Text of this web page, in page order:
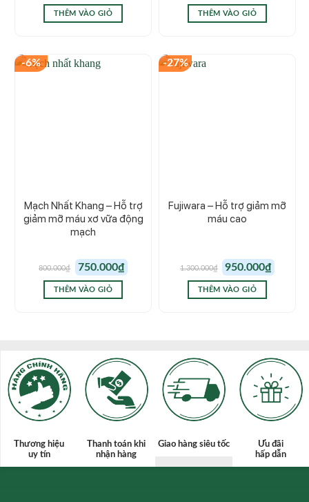
THÊM VÀO GIỎ
là:
680.000₫.
THÊM VÀO GIỎ
-6%
Mạch Nhất Khang – Hỗ trợ
giảm mỡ máu xơ vữa động
mạch
800.000₫
Giá
gốc
là:
800.000₫.
750.000₫ hiện
THÊM VÀO GIỎ
-27%
Fujiwara – Hỗ trợ giảm mỡ
máu cao
1.300.000₫
Giá
gốc
là:
1.300.000₫.
950.000₫ hiện
THÊM VÀO GIỎ
Thương hiệu
uy tín
Thanh toán khi
nhận hàng
Giao hàng siêu tốc
Ưu đãi
hấp dẫn